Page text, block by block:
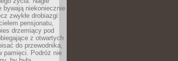
bywają niekoniecznie
zwykłe drobiazgi:
pensjonatu,
drzemiący pod
z otwartych
do przewodnika,
pamięci. Podróż nie